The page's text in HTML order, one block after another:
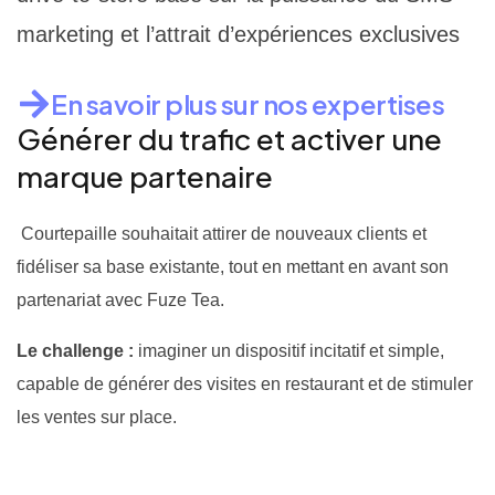
marketing et l’attrait d’expériences exclusives
En savoir plus sur nos expertises
Générer du trafic et activer une
marque partenaire
Courtepaille souhaitait attirer de nouveaux clients et
fidéliser sa base existante, tout en mettant en avant son
partenariat avec Fuze Tea.
Le challenge : imaginer un dispositif incitatif et simple,
capable de générer des visites en restaurant et de stimuler
les ventes sur place.